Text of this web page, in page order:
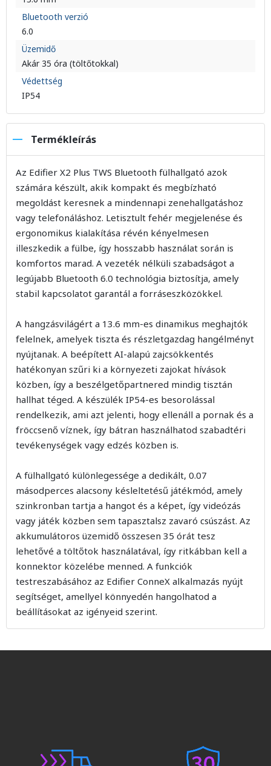
Bluetooth verzió
6.0
Üzemidő
Akár 35 óra (töltőtokkal)
Védettség
IP54
Termékleírás
Az Edifier X2 Plus TWS Bluetooth fülhallgató azok
számára készült, akik kompakt és megbízható
megoldást keresnek a mindennapi zenehallgatáshoz
vagy telefonáláshoz. Letisztult fehér megjelenése és
ergonomikus kialakítása révén kényelmesen
illeszkedik a fülbe, így hosszabb használat során is
komfortos marad. A vezeték nélküli szabadságot a
legújabb Bluetooth 6.0 technológia biztosítja, amely
stabil kapcsolatot garantál a forráseszközökkel.
A hangzásvilágért a 13.6 mm-es dinamikus meghajtók
felelnek, amelyek tiszta és részletgazdag hangélményt
nyújtanak. A beépített AI-alapú zajcsökkentés
hatékonyan szűri ki a környezeti zajokat hívások
közben, így a beszélgetőpartnered mindig tisztán
hallhat téged. A készülék IP54-es besorolással
rendelkezik, ami azt jelenti, hogy ellenáll a pornak és a
fröccsenő víznek, így bátran használhatod szabadtéri
tevékenységek vagy edzés közben is.
A fülhallgató különlegessége a dedikált, 0.07
másodperces alacsony késleltetésű játékmód, amely
szinkronban tartja a hangot és a képet, így videózás
vagy játék közben sem tapasztalsz zavaró csúszást. Az
akkumulátoros üzemidő összesen 35 órát tesz
lehetővé a töltőtok használatával, így ritkábban kell a
konnektor közelébe menned. A funkciók
testreszabásához az Edifier ConneX alkalmazás nyújt
segítséget, amellyel könnyedén hangolhatod a
beállításokat az igényeid szerint.